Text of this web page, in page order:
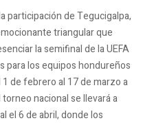
participación de Tegucigalpa,
triangular que
la semifinal de la UEFA
para los equipos hondureños
de febrero al 17 de marzo a
torneo nacional se llevará a
el 6 de abril, donde los